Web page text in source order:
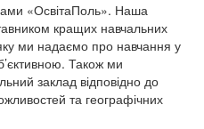
«ОсвітаПоль». Наша
кращих навчальних
ми надаємо про навчання у
Також ми
заклад відповідно до
та географічних